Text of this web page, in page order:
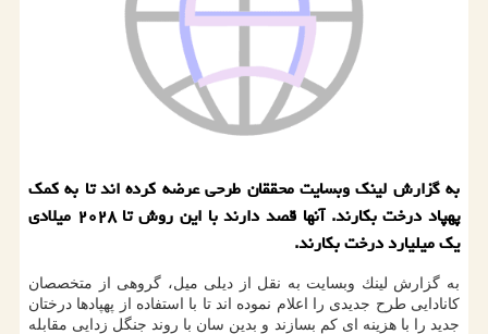
به گزارش لینك وبسایت محققان طرحی عرضه كرده اند تا به كمك
پهپاد درخت بكارند. آنها قصد دارند با این روش تا ۲۰۲۸ میلادی
یك میلیارد درخت بكارند.
به گزارش لینك وبسایت به نقل از دیلی میل، گروهی از متخصصان
كانادایی طرح جدیدی را اعلام نموده اند تا با استفاده از پهپادها درختان
جدید را با هزینه ای كم بسازند و بدین سان با روند جنگل زدایی مقابله